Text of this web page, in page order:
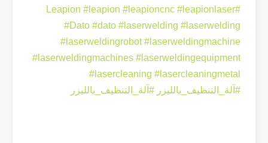
هل هو خيار جيد؟ ما مدى قوة اللحام بالليزر？
لقد أحدث اللحام بالليزر ثورة في التصنيع الحديث بفضل دقته وكفاءته الفائقة.
#Leapion
#leapion #leapioncnc #leapionlaser
#Dato #dato #laserwelding #laserwelding
#laserweldingrobot#laserweldingmachine
#laserweldingmachines #laserweldingequipment
#lasercleaning #lasercleaningmetal
#آلة_التنظيف_بالليزر #آلة_التنظيف_بالليزر